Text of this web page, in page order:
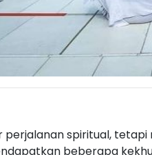
perjalanan spiritual,
beberapa